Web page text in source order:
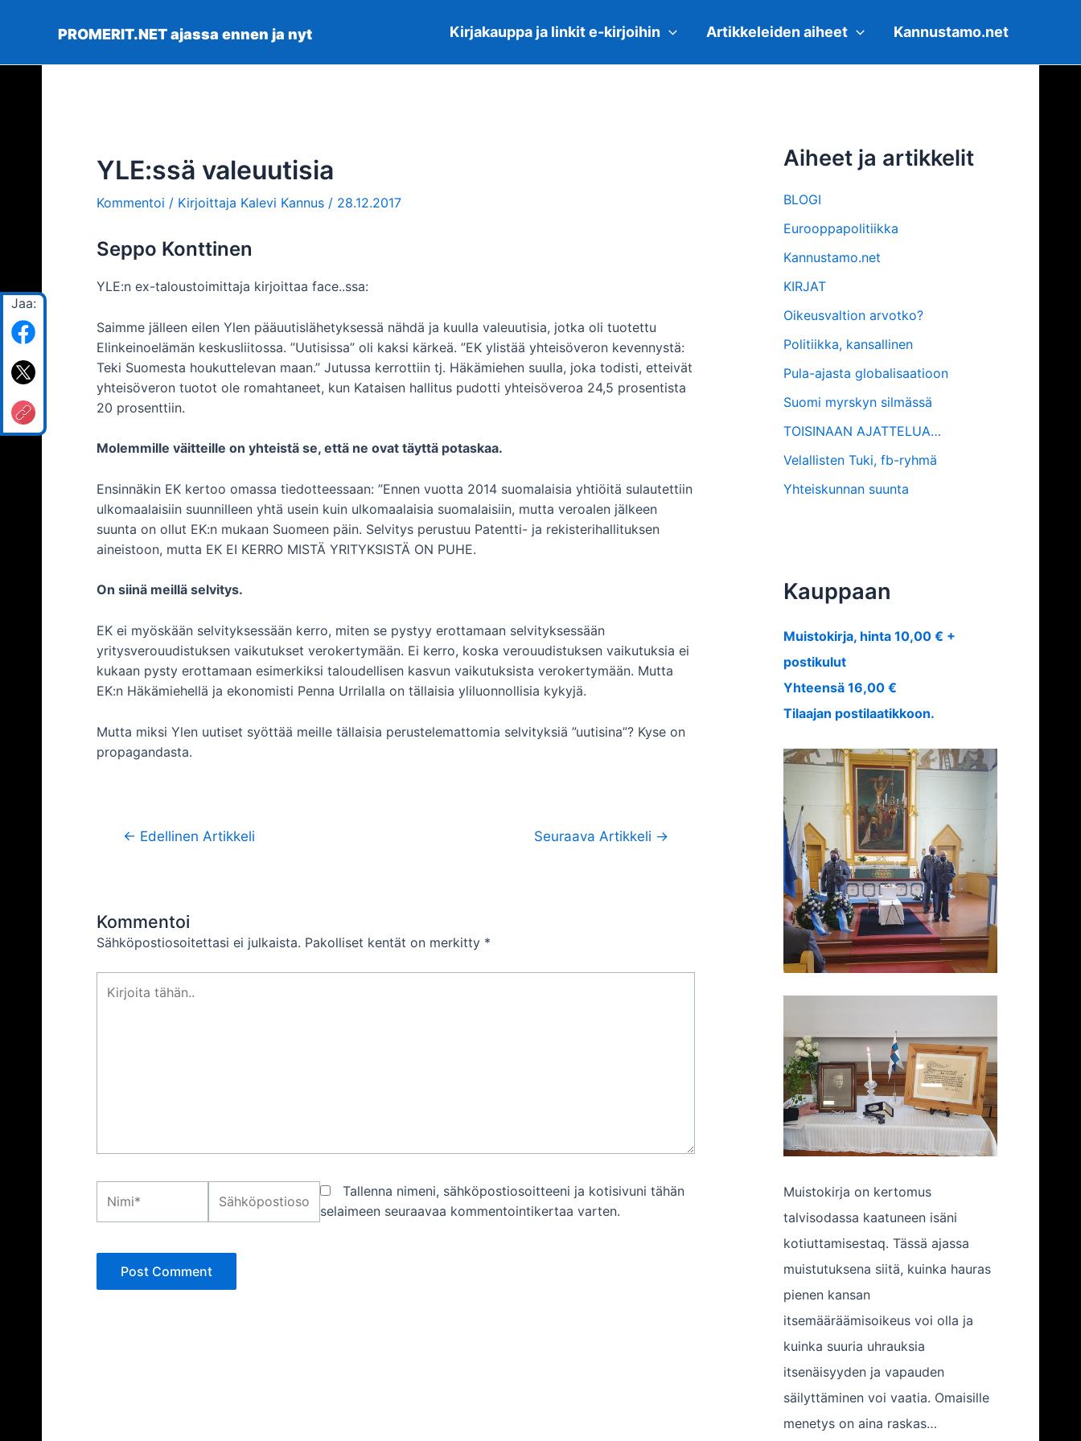
PROMERIT.NET ajassa ennen ja nyt Kirjakauppa ja linkit e-kirjoihin Artikkeleiden aiheet Kannustamo.net
YLE:ssä valeuutisia
Kommentoi / Kirjoittaja Kalevi Kannus / 28.12.2017
Seppo Konttinen
YLE:n ex-taloustoimittaja kirjoittaa face..ssa:
Saimme jälleen eilen Ylen pääuutislähetyksessä nähdä ja kuulla valeuutisia, jotka oli tuotettu
Elinkeinoelämän keskusliitossa. ”Uutisissa” oli kaksi kärkeä. ”EK ylistää yhteisöveron kevennystä:
Teki Suomesta houkuttelevan maan.” Jutussa kerrottiin tj. Häkämiehen suulla, joka todisti, etteivät
yhteisöveron tuotot ole romahtaneet, kun Kataisen hallitus pudotti yhteisöveroa 24,5 prosentista
20 prosenttiin.
Molemmille väitteille on yhteistä se, että ne ovat täyttä potaskaa.
Ensinnäkin EK kertoo omassa tiedotteessaan: ”Ennen vuotta 2014 suomalaisia yhtiöitä sulautettiin
ulkomaalaisiin suunnilleen yhtä usein kuin ulkomaalaisia suomalaisiin, mutta veroalen jälkeen
suunta on ollut EK:n mukaan Suomeen päin. Selvitys perustuu Patentti- ja rekisterihallituksen
aineistoon, mutta EK EI KERRO MISTÄ YRITYKSISTÄ ON PUHE.
On siinä meillä selvitys.
EK ei myöskään selvityksessään kerro, miten se pystyy erottamaan selvityksessään
yritysverouudistuksen vaikutukset verokertymään. Ei kerro, koska verouudistuksen vaikutuksia ei
kukaan pysty erottamaan esimerkiksi taloudellisen kasvun vaikutuksista verokertymään. Mutta
EK:n Häkämiehellä ja ekonomisti Penna Urrilalla on tällaisia yliluonnollisia kykyjä.
Mutta miksi Ylen uutiset syöttää meille tällaisia perustelemattomia selvityksiä ”uutisina”? Kyse on
propagandasta.
Artikkelien
← Edellinen Artikkeli Seuraava Artikkeli →
Kommentoi
Sähköpostiosoitettasi ei julkaista. Pakolliset kentät on merkitty *
tähän..
Sähköpostiosoite*
Tallenna nimeni, sähköpostiosoitteeni ja kotisivuni tähän
selaimeen seuraavaa kommentointikertaa varten.
Aiheet ja artikkelit
BLOGI
Eurooppapolitiikka
Kannustamo.net
KIRJAT
Oikeusvaltion arvotko?
Politiikka, kansallinen
Pula-ajasta globalisaatioon
Suomi myrskyn silmässä
TOISINAAN AJATTELUA…
Velallisten Tuki, fb-ryhmä
Yhteiskunnan suunta
Kauppaan
Muistokirja, hinta 10,00 € +
postikulut
Yhteensä 16,00 €
Tilaajan postilaatikkoon.
Muistokirja on kertomus
talvisodassa kaatuneen isäni
kotiuttamisestaq. Tässä ajassa
muistutuksena siitä, kuinka hauras
pienen kansan
itsemääräämisoikeus voi olla ja
kuinka suuria uhrauksia
itsenäisyyden ja vapauden
säilyttäminen voi vaatia. Omaisille
menetys on aina raskas…
Jaa: